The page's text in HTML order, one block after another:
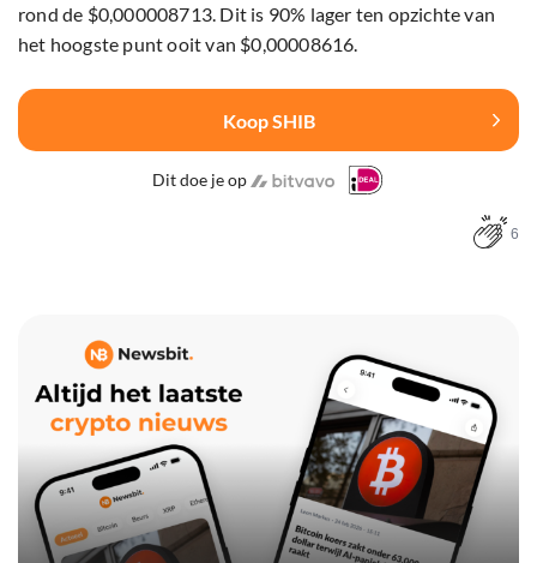
rond de $0,000008713. Dit is 90% lager ten opzichte van
het hoogste punt ooit van $0,00008616.
Koop SHIB
Dit doe je op
6